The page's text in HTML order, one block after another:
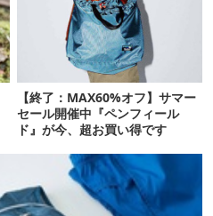
【終了：MAX60%オフ】サマー
セール開催中『ペンフィール
ド』が今、超お買い得です